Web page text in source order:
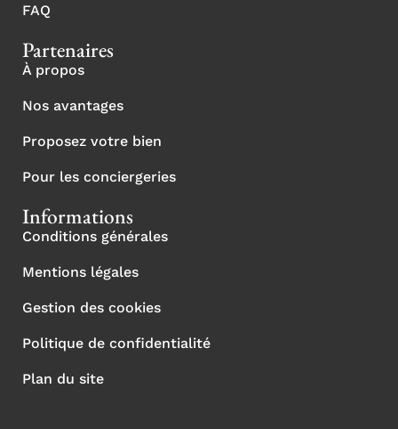
FAQ
Partenaires
À propos
Nos avantages
Proposez votre bien
Pour les conciergeries
Informations
Conditions générales
Mentions légales
Gestion des cookies
Politique de confidentialité
Plan du site